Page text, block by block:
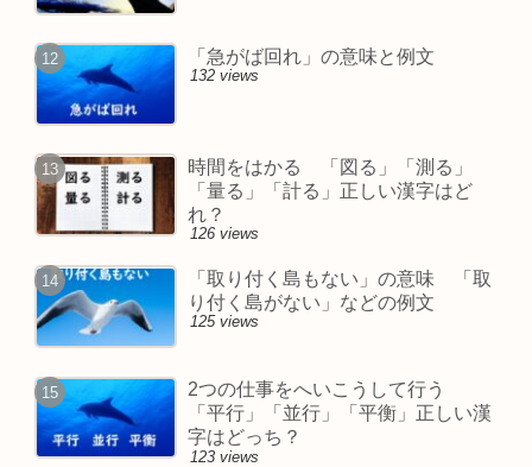
「急がば回れ」の意味と例文
132 views
時間をはかる 「図る」「測る」
「量る」「計る」正しい漢字はど
れ？
126 views
「取り付く島もない」の意味 「取
り付く島がない」などの例文
125 views
2つの仕事をへいこうして行う
「平行」「並行」「平衡」正しい漢
字はどっち？
123 views